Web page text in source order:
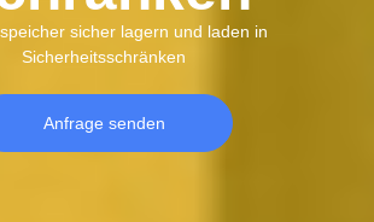
sicher lagern und laden in
Sicherheitsschränken
Anfrage senden